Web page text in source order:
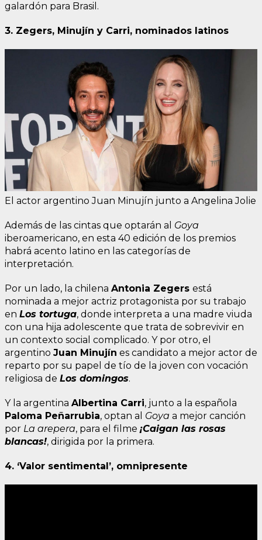
galardón para Brasil.
3. Zegers, Minujín y Carri, nominados latinos
El actor argentino Juan Minujín junto a Angelina Jolie
Además de las cintas que optarán al Goya
iberoamericano, en esta 40 edición de los premios
habrá acento latino en las categorías de
interpretación.
Por un lado, la chilena Antonia Zegers está
nominada a mejor actriz protagonista por su trabajo
en Los tortuga, donde interpreta a una madre viuda
con una hija adolescente que trata de sobrevivir en
un contexto social complicado. Y por otro, el
argentino Juan Minujín es candidato a mejor actor de
reparto por su papel de tío de la joven con vocación
religiosa de Los domingos.
Y la argentina Albertina Carri, junto a la española
Paloma Peñarrubia, optan al Goya a mejor canción
por La arepera, para el filme ¡Caigan las rosas
blancas!, dirigida por la primera.
4. ‘Valor sentimental’, omnipresente